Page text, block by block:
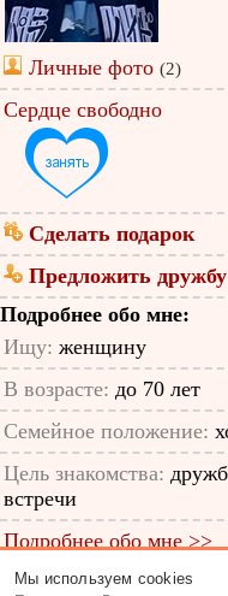
Личные фото (2)
Сердце свободно
Сделать подарок
Предложить дружбу
Подробнее обо мне:
Ищу: женщину
В возрасте: до 70 лет
Семейное положение:
Цель знакомства:
встречи
Подробнее обо мне >>
ID анкеты: 64852640
Мы используем cookies